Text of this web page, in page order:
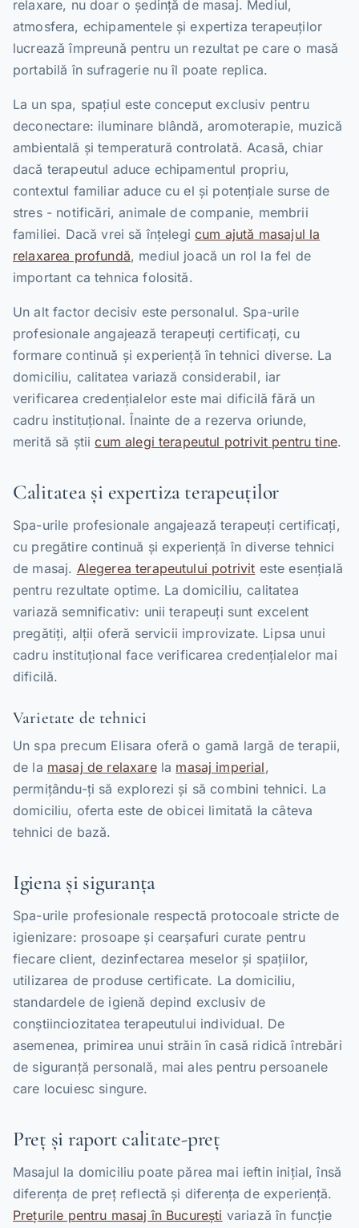
relaxare, nu doar o ședință de masaj. Mediul,
atmosfera, echipamentele și expertiza terapeuților
lucrează împreună pentru un rezultat pe care o masă
portabilă în sufragerie nu îl poate replica.
La un spa, spațiul este conceput exclusiv pentru
deconectare: iluminare blândă, aromoterapie, muzică
ambientală și temperatură controlată. Acasă, chiar
dacă terapeutul aduce echipamentul propriu,
contextul familiar aduce cu el și potențiale surse de
stres - notificări, animale de companie, membrii
familiei. Dacă vrei să înțelegicum ajută masajul la
relaxarea profundă, mediul joacă un rol la fel de
important ca tehnica folosită.
Un alt factor decisiv este personalul. Spa-urile
profesionale angajează terapeuți certificați, cu
formare continuă și experiență în tehnici diverse. La
domiciliu, calitatea variază considerabil, iar
verificarea credențialelor este mai dificilă fără un
cadru instituțional. Înainte de a rezerva oriunde,
merită să știicum alegi terapeutul potrivit pentru tine.
Calitatea și expertiza terapeuților
Spa-urile profesionale angajează terapeuți certificați,
cu pregătire continuă și experiență în diverse tehnici
de masaj. Alegerea terapeutului potrivit este esențială
pentru rezultate optime. La domiciliu, calitatea
variază semnificativ: unii terapeuți sunt excelent
pregătiți, alții oferă servicii improvizate. Lipsa unui
cadru instituțional face verificarea credențialelor mai
dificilă.
Varietate de tehnici
Un spa precum Elisara oferă o gamă largă de terapii,
de la masaj de relaxarela masaj imperial,
permițându-ți să explorezi și să combini tehnici. La
domiciliu, oferta este de obicei limitată la câteva
tehnici de bază.
Igiena și siguranța
Spa-urile profesionale respectă protocoale stricte de
igienizare: prosoape și cearșafuri curate pentru
fiecare client, dezinfectarea meselor și spațiilor,
utilizarea de produse certificate. La domiciliu,
standardele de igienă depind exclusiv de
conștiinciozitatea terapeutului individual. De
asemenea, primirea unui străin în casă ridică întrebări
de siguranță personală, mai ales pentru persoanele
care locuiesc singure.
Preț și raport calitate-preț
Masajul la domiciliu poate părea mai ieftin inițial, însă
diferența de preț reflectă și diferența de experiență.
Prețurile pentru masaj în București variază în funcție